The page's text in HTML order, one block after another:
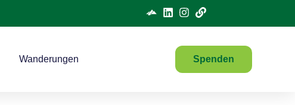
Wanderungen Spenden